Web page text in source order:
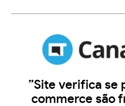
”Site verifica se
commerce são